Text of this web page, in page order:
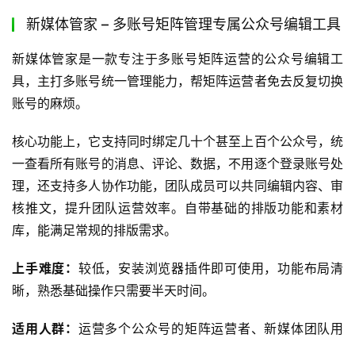
新媒体管家 – 多账号矩阵管理专属公众号编辑工具
新媒体管家是一款专注于多账号矩阵运营的公众号编辑工
具，主打多账号统一管理能力，帮矩阵运营者免去反复切换
账号的麻烦。
核心功能上，它支持同时绑定几十个甚至上百个公众号，统
一查看所有账号的消息、评论、数据，不用逐个登录账号处
理，还支持多人协作功能，团队成员可以共同编辑内容、审
核推文，提升团队运营效率。自带基础的排版功能和素材
库，能满足常规的排版需求。
上手难度： 较低，安装浏览器插件即可使用，功能布局清
晰，熟悉基础操作只需要半天时间。
适用人群： 运营多个公众号的矩阵运营者、新媒体团队用